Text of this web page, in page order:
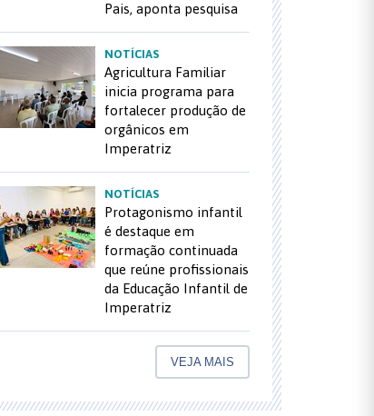
Pais, aponta pesquisa
NOTÍCIAS
Agricultura Familiar
inicia programa para
fortalecer produção de
orgânicos em
Imperatriz
NOTÍCIAS
Protagonismo infantil
é destaque em
formação continuada
que reúne profissionais
da Educação Infantil de
Imperatriz
VEJA MAIS